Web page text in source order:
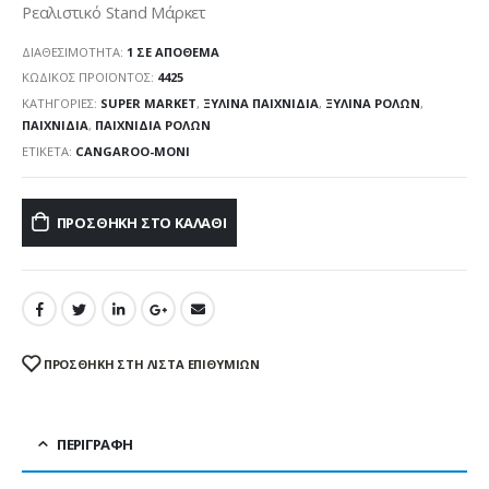
Ρεαλιστικό Stand Μάρκετ
ΔΙΑΘΕΣΙΜΌΤΗΤΑ: 1 ΣΕ ΑΠΌΘΕΜΑ
ΚΩΔΙΚΌΣ ΠΡΟΪΌΝΤΟΣ: 4425
ΚΑΤΗΓΟΡΊΕΣ: SUPER MARKET, ΞΎΛΙΝΑ ΠΑΙΧΝΊΔΙΑ, ΞΎΛΙΝΑ ΡΌΛΩΝ,
ΠΑΙΧΝΙΔΙΑ, ΠΑΙΧΝΊΔΙΑ ΡΌΛΩΝ
ΕΤΙΚΈΤΑ: CANGAROO-MONI
ΠΡΟΣΘΉΚΗ ΣΤΟ ΚΑΛΆΘΙ
ΠΡΟΣΘΉΚΗ ΣΤΗ ΛΊΣΤΑ ΕΠΙΘΥΜΙΏΝ
ΠΕΡΙΓΡΑΦΉ